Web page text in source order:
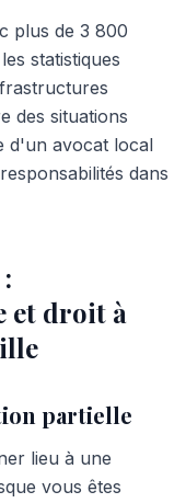
plus de 3 800
statistiques
des situations
d'un avocat local
dans
et droit à
partielle
lieu à une
vous êtes